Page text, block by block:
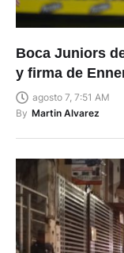
Boca Juniors
y firma de
agosto 7, 7:51 AM
By Martin Alvarez